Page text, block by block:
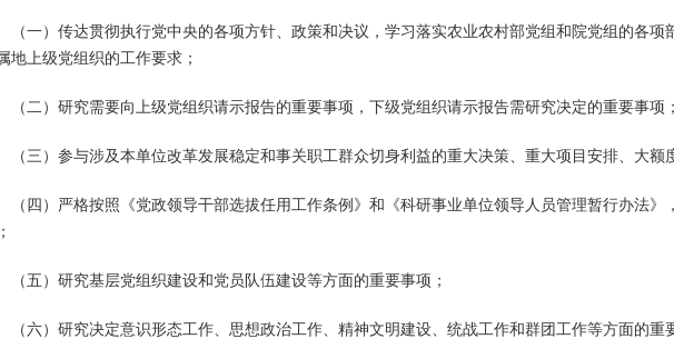
（一）传达贯彻执行党中央的各项方针、政策和决议，学习落实农业农村部党组和院党组的各项
地上级党组织的工作要求；
（二）研究需要向上级党组织请示报告的重要事项，下级党组织请示报告需研究决定的重要事项；
（三）参与涉及本单位改革发展稳定和事关职工群众切身利益的重大决策、重大项目安排、大额
（四）严格按照《党政领导干部选拔任用工作条例》和《科研事业单位领导人员管理暂行办法》
（五）研究基层党组织建设和党员队伍建设等方面的重要事项；
（六）研究决定意识形态工作、思想政治工作、精神文明建设、统战工作和群团工作等方面的重